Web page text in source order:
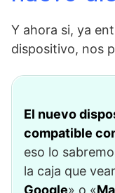
Y ahora si, ya
dispositivo, nos
El nuevo
compatible
eso lo
la caja que